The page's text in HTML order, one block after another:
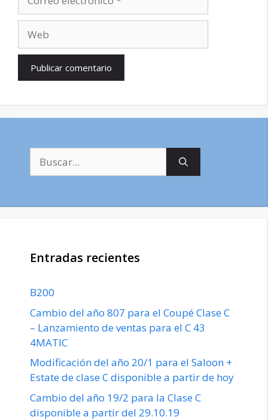
electrónico
Entradas recientes
B200
Cambio del año 807 para el Coupé Clase C
– Lanzamiento de ventas para el C 43
4MATIC
Modificación del año 20/1 para el Saloon +
Estate de clase C disponible a partir de hoy
Cambio del año 19/2 para la Clase C
disponible a partir del 29.10.19